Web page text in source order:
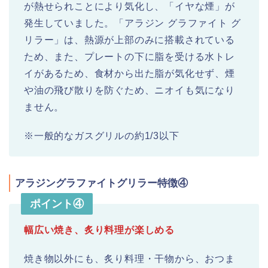
が熱せられことにより気化し、「イヤな煙」が
発生していました。「アラジン グラファイト グ
リラー」は、熱源が上部のみに搭載されている
ため、また、プレートの下に脂を受ける水トレ
イがあるため、食材から出た脂が気化せず、煙
や油の飛び散りを防ぐため、ニオイも気になり
ません。
※一般的なガスグリルの約1/3以下
アラジングラファイトグリラー特徴④
ポイント④
幅広い焼き、炙り料理が楽しめる
焼き物以外にも、炙り料理・干物から、おつま